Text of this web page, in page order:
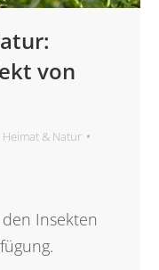
von
Heimat & Natur
Insekten